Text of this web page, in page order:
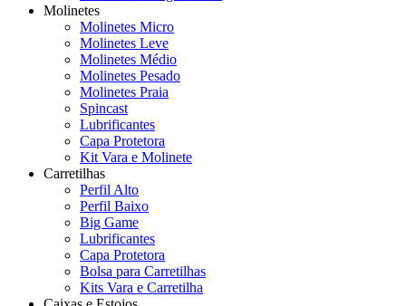
Molinetes
Molinetes Micro
Molinetes Leve
Molinetes Médio
Molinetes Pesado
Molinetes Praia
Spincast
Lubrificantes
Capa Protetora
Kit Vara e Molinete
Carretilhas
Perfil Alto
Perfil Baixo
Big Game
Lubrificantes
Capa Protetora
Bolsa para Carretilhas
Kits Vara e Carretilha